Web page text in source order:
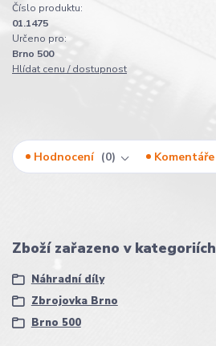
Číslo produktu:
01.1475
Určeno pro:
Brno 500
Hlídat cenu / dostupnost
Hodnocení 0 Komentáře
Zboží zařazeno v kategoriích
Náhradní díly
Zbrojovka Brno
Brno 500